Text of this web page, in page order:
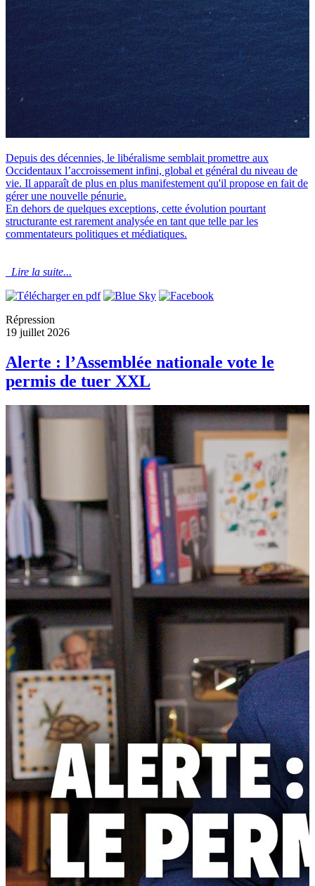
Depuis des décennies, le libéralisme semblait promettre aux
Occidentaux l’accroissement infini, global et général du niveau de
vie. Il apparaît de plus en plus manifestement qu'il propose en fait de
gérer une nouvelle pénurie.
En dehors de quelques exceptions, cette évolution pourtant
structurante est rarement analysée en tant que telle par les
commentateurs politiques et médiatiques.
Lire la suite...
Répression
19 juillet 2026
Alerte : l’Assemblée nationale vote le
permis de tuer XXL